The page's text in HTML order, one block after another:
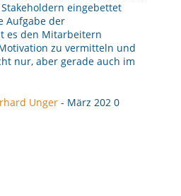
eingebettet
Aufgabe der
es den Mitarbeitern
zu vermitteln und
nur, aber gerade auch im
Unger - März 202 0